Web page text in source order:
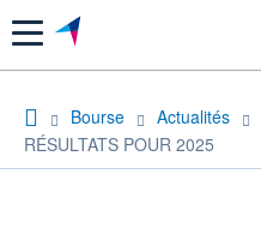
Menu
Bourse Actualités
RÉSULTATS POUR 2025